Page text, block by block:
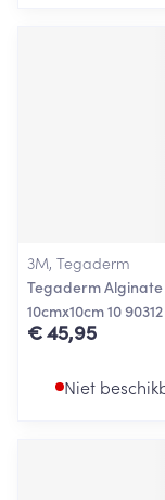
3M, Tegaderm
Tegaderm Alginate
10cmx10cm 10 90312
€ 45,95
Niet